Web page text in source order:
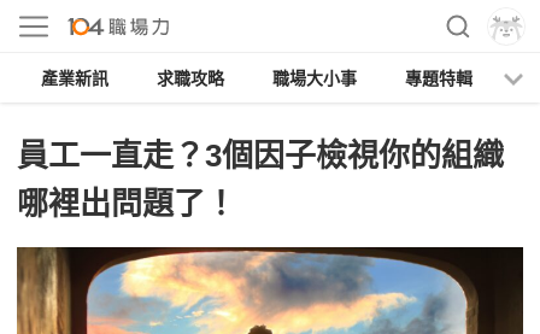
產業新訊 求職攻略 職場大小事 專題特輯
員工一直走？3個因子檢視你的組織
哪裡出問題了！